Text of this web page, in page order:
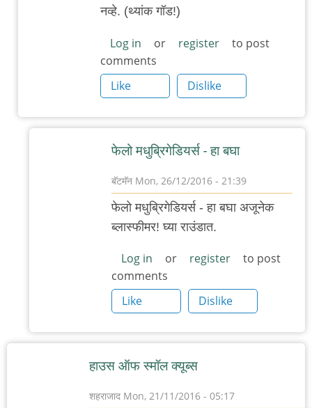
नव्हे. (थ्यांक गॉड!)
Log in or register
to post
comments
Like
Dislike
फेलो मधुब्रिगेडियर्स - हा बघा
बॅटमॅन Mon, 26/12/2016 - 21:39
In
मधुबाला
तिरळी
आहे.
by
'न'वी
फेलो मधुब्रिगेडियर्स - हा बघा अजूनेक
ब्लास्फीमर! घ्या राउंडात.
Log in or register
to post
comments
Like
Dislike
हाउस ऑफ स्मॉल क्यूब्स
शहराजाद Mon, 21/11/2016 - 05:17